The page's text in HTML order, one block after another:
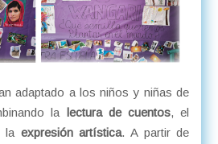
adaptado a los niños y niñas de
la lectura de cuentos, el
la expresión artística. A partir de